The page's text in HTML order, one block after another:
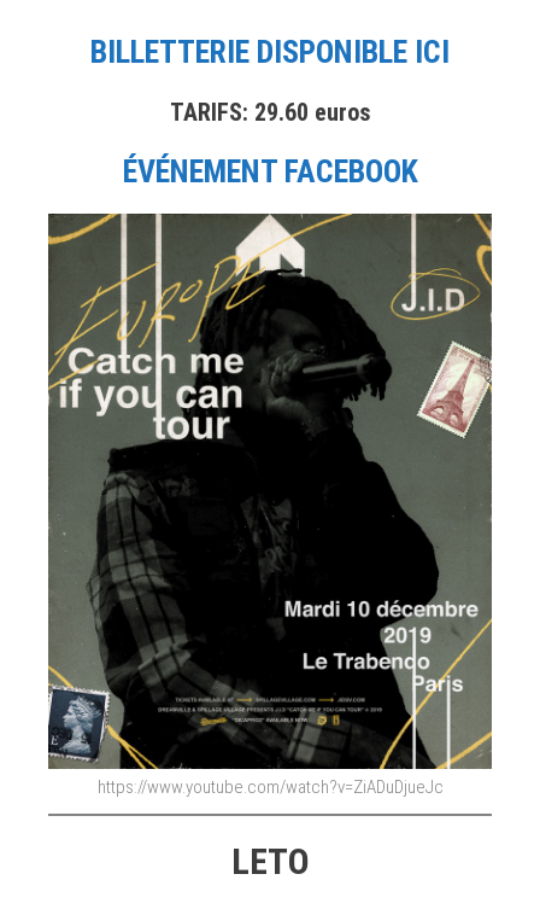
BILLETTERIE DISPONIBLE ICI
TARIFS: 29.60 euros
ÉVÉNEMENT FACEBOOK
https://www.youtube.com/watch?v=ZiADuDjueJc
LETO